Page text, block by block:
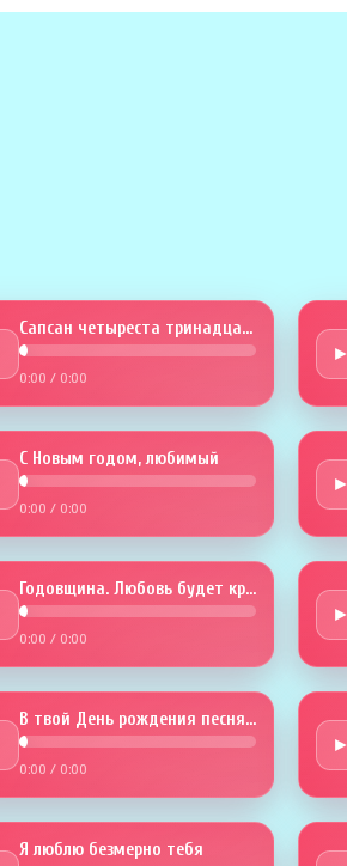
Сапсан четыреста тринадцать
0:00 / 0:00
►
С Новым годом, любимый
0:00 / 0:00
►
Годовщина. Любовь будет крепче
0:00 / 0:00
►
В твой День рождения песня эта
0:00 / 0:00
►
Я люблю безмерно тебя